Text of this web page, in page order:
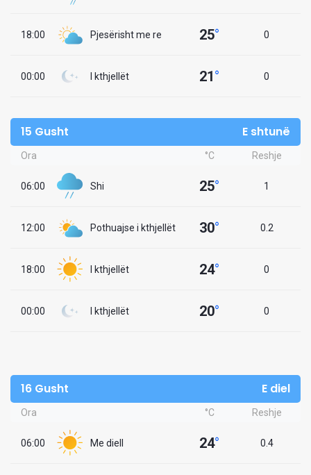
18:00 Pjesërisht me re 25° 0
00:00 I kthjellët 21° 0
15 Gusht E shtunë
Ora °C Reshje
06:00 Shi 25° 1
12:00 Pothuajse i kthjellët 30° 0.2
18:00 I kthjellët 24° 0
00:00 I kthjellët 20° 0
16 Gusht E diel
Ora °C Reshje
06:00 Me diell 24° 0.4